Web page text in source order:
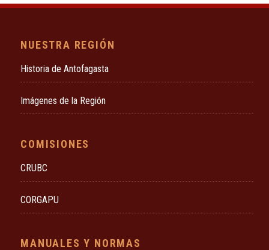
NUESTRA REGIÓN
Historia de Antofagasta
Imágenes de la Región
COMISIONES
CRUBC
CORGAPU
MANUALES Y NORMAS